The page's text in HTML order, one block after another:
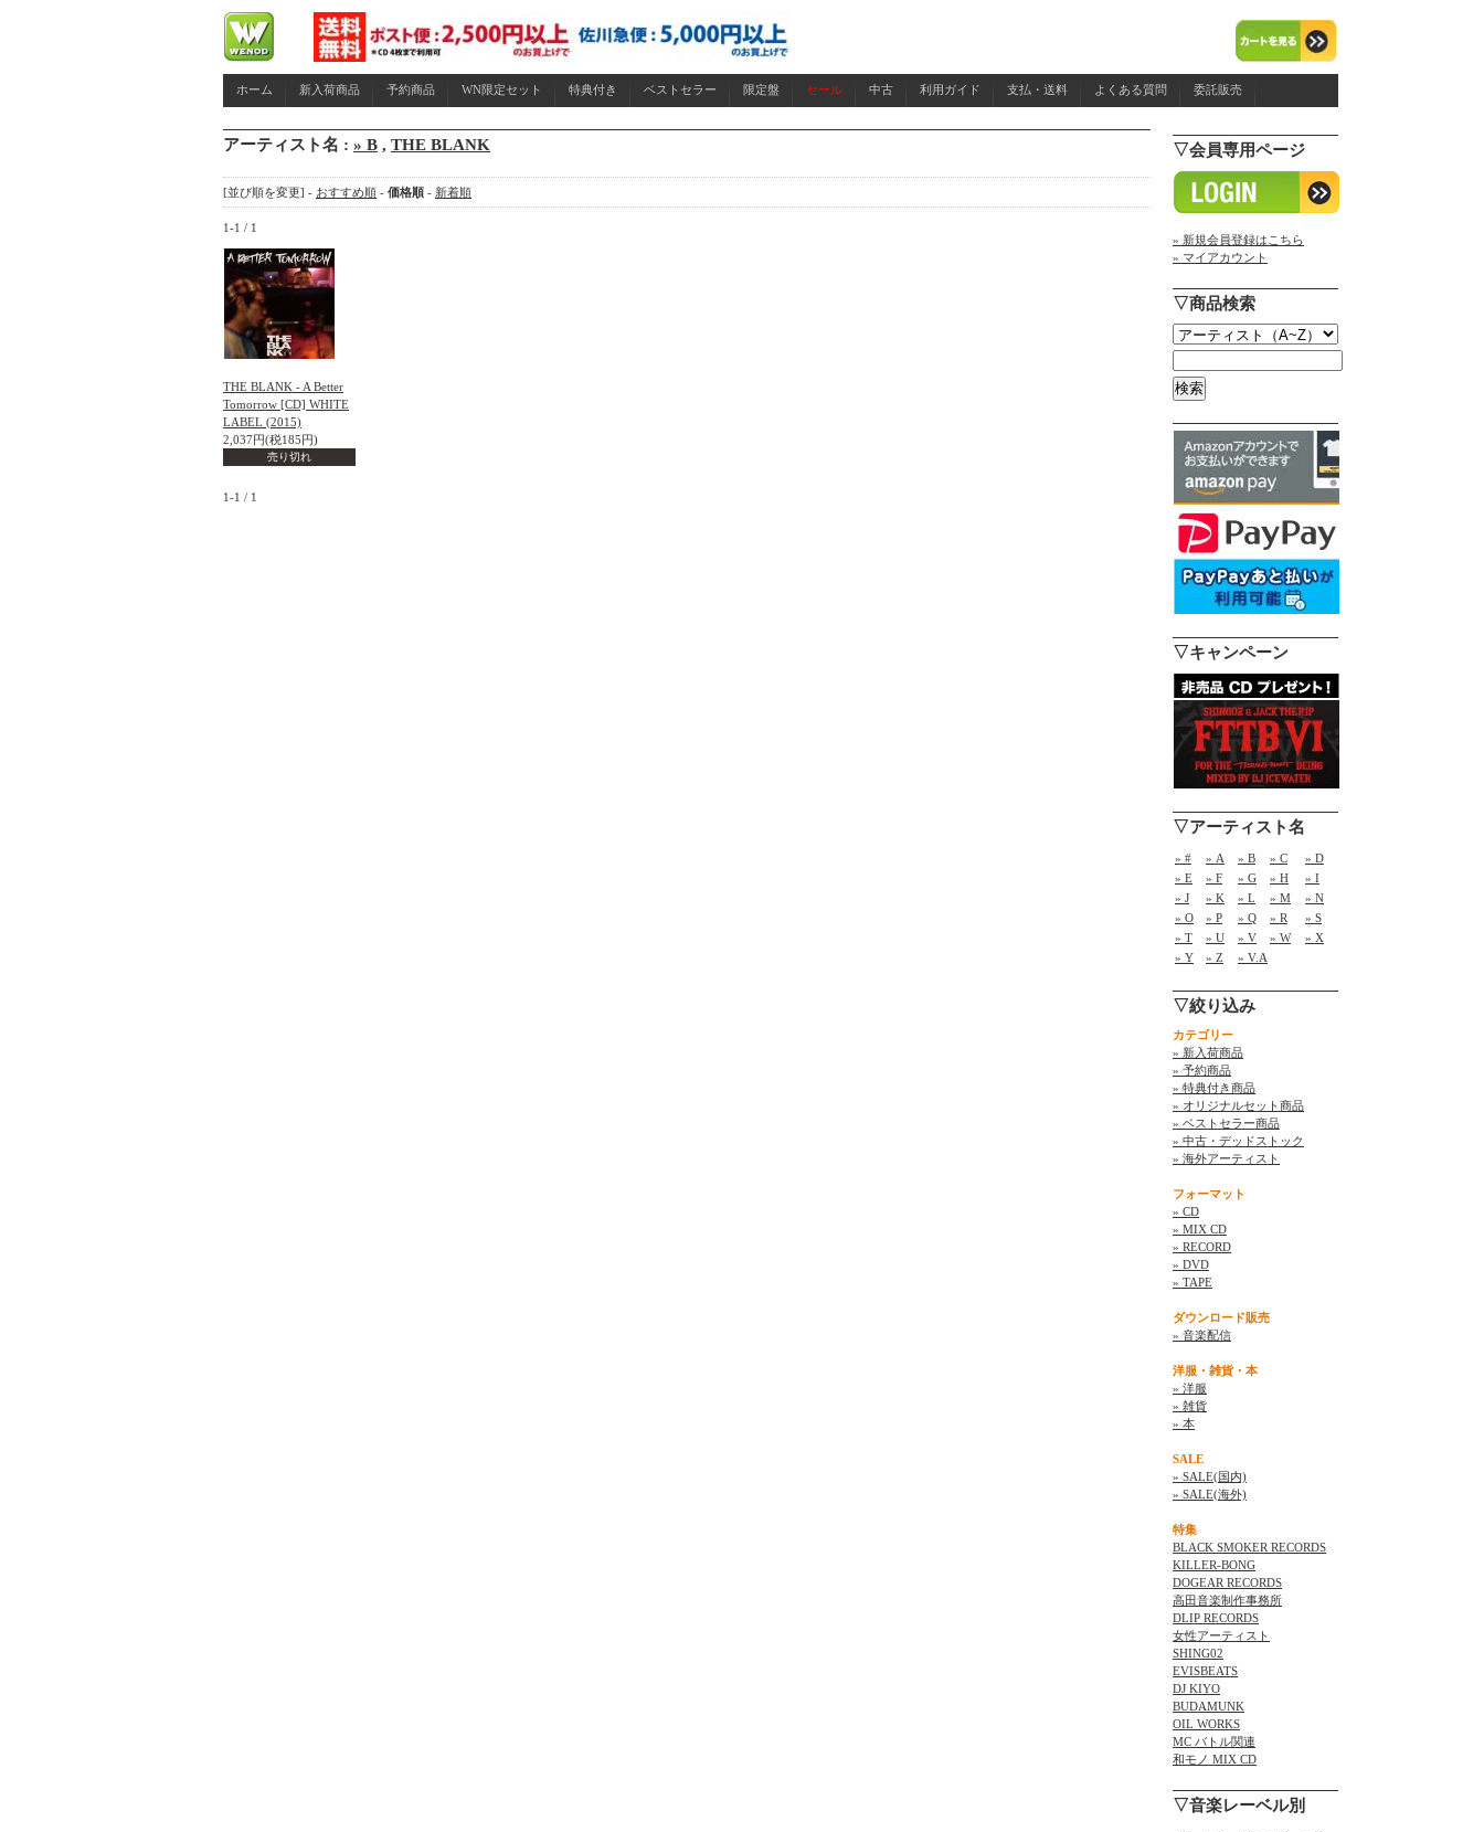
ホーム 新入荷商品 予約商品 WN限定セット 特典付き ベストセラー 限定盤 セール 中古 利用ガイド 支払・送料 よくある質問 委託販売
アーティスト名 : » B , THE BLANK
[並び順を変更] - おすすめ順 - 価格順 - 新着順
1-1 / 1
THE BLANK - A Better
Tomorrow [CD] WHITE
LABEL (2015)
2,037円(税185円)
売り切れ
1-1 / 1
▽会員専用ページ
» 新規会員登録はこちら
» マイアカウント
▽商品検索
▽キャンペーン
▽アーティスト名
» # » A » B » C
» D
» E
» F » G » H
» I
» J
» K » L » M
» N
» O
» P » Q » R
» S
» T
» U » V » W
» X
» Y
» Z » V.A
▽絞り込み
カテゴリー
» 新入荷商品
» 予約商品
» 特典付き商品
» オリジナルセット商品
» ベストセラー商品
» 中古・デッドストック
» 海外アーティスト
フォーマット
» CD
» MIX CD
» RECORD
» DVD
» TAPE
ダウンロード販売
» 音楽配信
洋服・雑貨・本
» 洋服
» 雑貨
» 本
SALE
» SALE(国内)
» SALE(海外)
特集
BLACK SMOKER RECORDS
KILLER-BONG
DOGEAR RECORDS
高田音楽制作事務所
DLIP RECORDS
女性アーティスト
SHING02
EVISBEATS
DJ KIYO
BUDAMUNK
OIL WORKS
MC バトル関連
和モノ MIX CD
▽音楽レーベル別